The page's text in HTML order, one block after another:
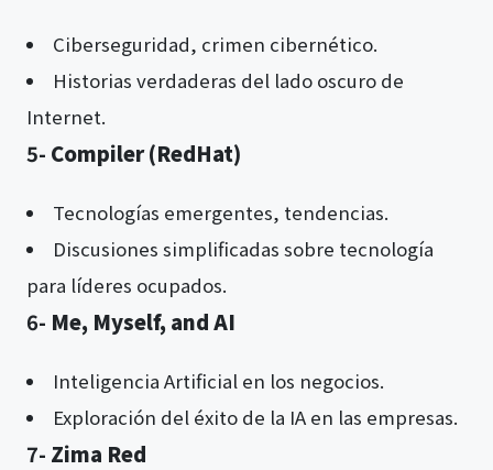
Ciberseguridad, crimen cibernético.
Historias verdaderas del lado oscuro de
Internet.
5- Compiler (RedHat)
Tecnologías emergentes, tendencias.
Discusiones simplificadas sobre tecnología
para líderes ocupados.
6- Me, Myself, and AI
Inteligencia Artificial en los negocios.
Exploración del éxito de la IA en las empresas.
7- Zima Red